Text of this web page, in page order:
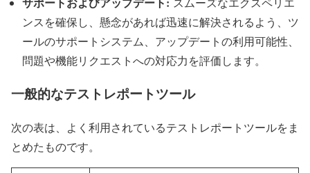
ンスを確保し、懸念があれば迅速に解決されるよう、ツ
ールのサポートシステム、アップデートの利用可能性、
問題や機能リクエストへの対応力を評価します。
一般的なテストレポートツール
次の表は、よく利用されているテストレポートツールをま
とめたものです。